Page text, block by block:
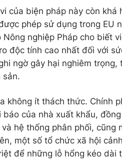
của biện pháp này còn khá
phép sử dụng trong EU
nghiệp Pháp cho biết
độc tính cao nhất đối với
ngờ gây hại nghiêm
sản.
không ít thách thức. Chính
của nhà xuất khẩu,
hệ thống phân phối, cũng
một số tổ chức xã hội
để những lỗ hổng kéo dài